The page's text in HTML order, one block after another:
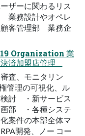
ザーに関わるリス
業務設計やオペレ
客管理部 業務企
Organization 業
済加盟店管理
査、モニタリン
理の可視化、ル
討 ・新サービス
部 ・各種システ
案件の本部全体マ
開発、ノー コー